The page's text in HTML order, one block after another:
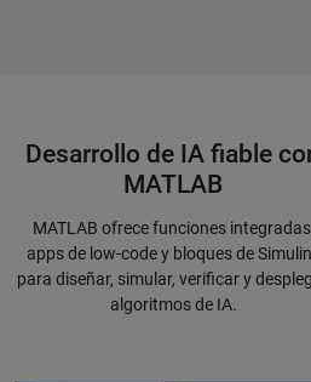
Desarrollo de IA fiable
MATLAB
MATLAB ofrece funciones
apps de low-code y bloques de
para diseñar, simular, verificar y
algoritmos de IA.